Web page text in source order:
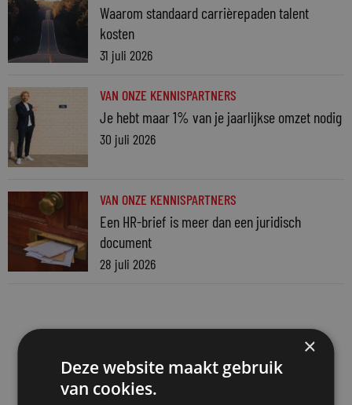
Waarom standaard carrièrepaden talent
kosten
31 juli 2026
VAN ONZE KENNISPARTNERS
Je hebt maar 1% van je jaarlijkse omzet nodig
30 juli 2026
VAN ONZE KENNISPARTNERS
Een HR-brief is meer dan een juridisch
document
28 juli 2026
×
Deze website maakt gebruik
van cookies.